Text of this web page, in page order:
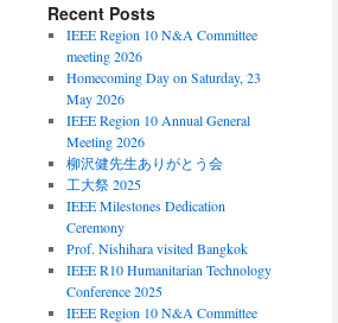
Recent Posts
IEEE Region 10 N&A Committee
meeting 2026
Homecoming Day on Saturday, 23
May 2026
IEEE Region 10 Annual General
Meeting 2026
柳沢健先生ありがとう会
工大祭 2025
IEEE Milestones Dedication
Ceremony
Prof. Nishihara visited Bangkok
IEEE R10 Humanitarian Technology
Conference 2025
IEEE Region 10 N&A Committee